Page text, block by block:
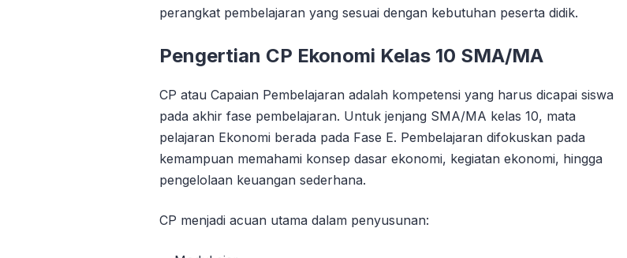
perangkat pembelajaran yang sesuai dengan kebutuhan peserta didik.
Pengertian CP Ekonomi Kelas 10 SMA/MA
CP atau Capaian Pembelajaran adalah kompetensi yang harus dicapai siswa
pada akhir fase pembelajaran. Untuk jenjang SMA/MA kelas 10, mata
pelajaran Ekonomi berada pada Fase E. Pembelajaran difokuskan pada
kemampuan memahami konsep dasar ekonomi, kegiatan ekonomi, hingga
pengelolaan keuangan sederhana.
CP menjadi acuan utama dalam penyusunan: